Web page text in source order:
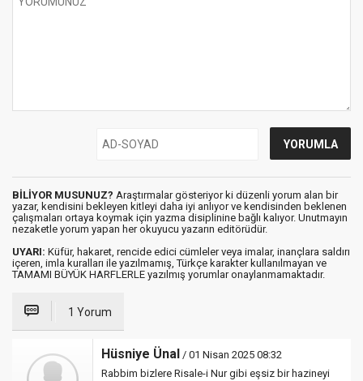
BİLİYOR MUSUNUZ? Araştırmalar gösteriyor ki düzenli yorum alan bir
yazar, kendisini bekleyen kitleyi daha iyi anlıyor ve kendisinden beklenen
çalışmaları ortaya koymak için yazma disiplinine bağlı kalıyor. Unutmayın
nezaketle yorum yapan her okuyucu yazarın editörüdür.
UYARI: Küfür, hakaret, rencide edici cümleler veya imalar, inançlara saldırı
içeren, imla kuralları ile yazılmamış, Türkçe karakter kullanılmayan ve
TAMAMI BÜYÜK HARFLERLE yazılmış yorumlar onaylanmamaktadır.
1 Yorum
Hüsniye Ünal / 01 Nisan 2025 08:32
Rabbim bizlere Risale-i Nur gibi eşsiz bir hazineyi